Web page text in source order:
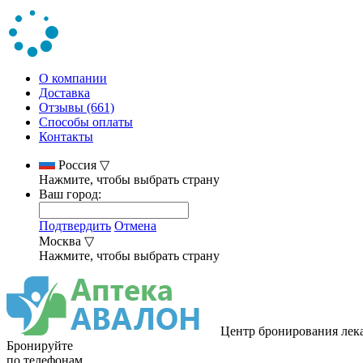
О компании
Доставка
Отзывы (661)
Способы оплаты
Контакты
Россия ▽
Нажмите, чтобы выбрать страну
Ваш город:
Подтвердить Отмена
Москва ▽
Нажмите, чтобы выбрать страну
Центр бронирования
Бронируйте
по телефонам